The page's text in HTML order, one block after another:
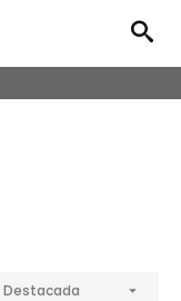
Destacada